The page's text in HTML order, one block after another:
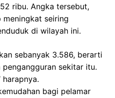
ribu. Angka tersebut,
seiring
di wilayah ini.
sebanyak 3.586, berarti
sekitar itu.
harapnya.
bagi pelamar